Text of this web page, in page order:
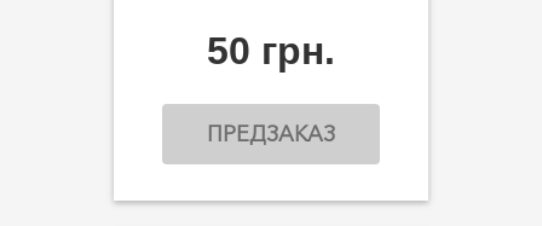
50 грн.
ПРЕДЗАКАЗ